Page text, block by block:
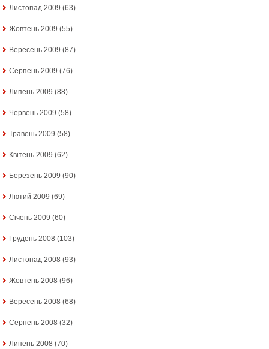
Листопад 2009 (63)
Жовтень 2009 (55)
Вересень 2009 (87)
Серпень 2009 (76)
Липень 2009 (88)
Червень 2009 (58)
Травень 2009 (58)
Квітень 2009 (62)
Березень 2009 (90)
Лютий 2009 (69)
Січень 2009 (60)
Грудень 2008 (103)
Листопад 2008 (93)
Жовтень 2008 (96)
Вересень 2008 (68)
Серпень 2008 (32)
Липень 2008 (70)